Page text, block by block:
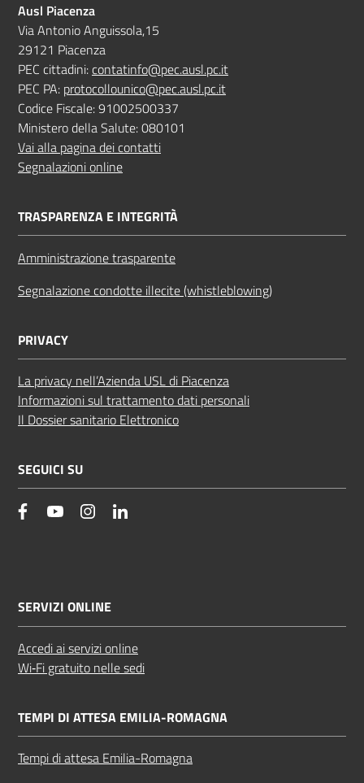
Ausl Piacenza
Via Antonio Anguissola,15
29121 Piacenza
PEC cittadini:contatinfo@pec.ausl.pc.it
PEC PA: protocollounico@pec.ausl.pc.it
Codice Fiscale: 91002500337
Ministero della Salute: 080101
Vai alla pagina dei contatti
Segnalazioni online
TRASPARENZA E INTEGRITÀ
Amministrazione trasparente
Segnalazione condotte illecite (whistleblowing)
PRIVACY
La privacy nell’Azienda USL di Piacenza
Informazioni sul trattamento dati personali
Il Dossier sanitario Elettronico
SEGUICI SU
facebookYouTube Instagram
SERVIZI ONLINE
Accedi ai servizi online
Wi‑Fi gratuito nelle sedi
TEMPI DI ATTESA EMILIA-ROMAGNA
Tempi di attesa Emilia-Romagna